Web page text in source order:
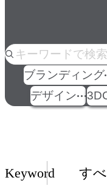
人
ブランディング
デザイン
Insights一覧
Keyword す